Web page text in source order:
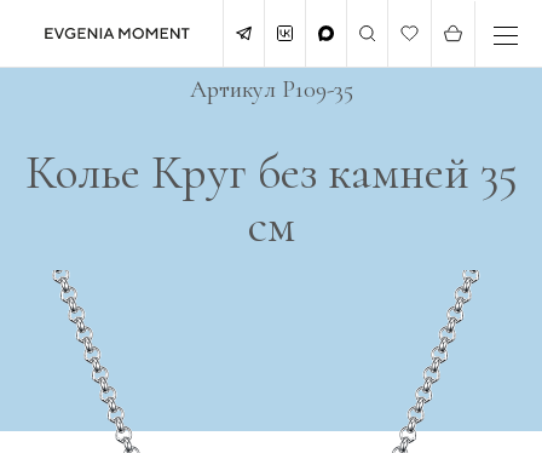
Колье Круг без камней 35
см
Артикул P109-35